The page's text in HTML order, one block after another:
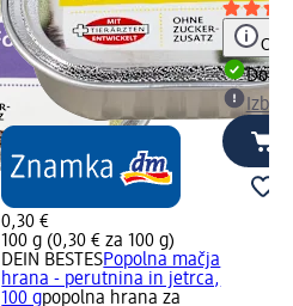
0,30 €
100 g (0,30 € za 100 g)
DEIN BESTESPopolna mačja
hrana - perutnina in jetrca,
100 gpopolna hrana za